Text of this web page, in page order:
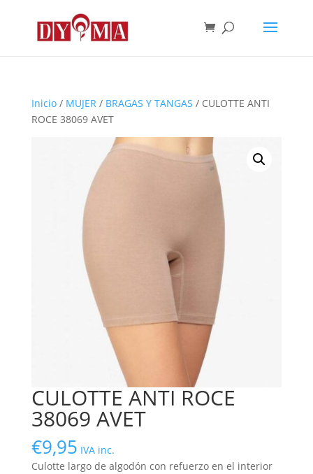
Inicio/ MUJER/ BRAGAS Y TANGAS / CULOTTE ANTI
ROCE 38069 AVET
CULOTTE ANTI ROCE
38069 AVET
€9,95 IVA inc.
Culotte largo de algodón con refuerzo en el interior